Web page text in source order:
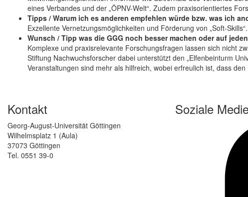
eines Verbandes und der „ÖPNV-Welt“. Zudem praxisorientiertes
Tipps / Warum ich es anderen empfehlen würde bzw. was ich
Exzellente Vernetzungsmöglichkeiten und Förderung von „Soft-
Wunsch / Tipp was die GGG noch besser machen oder auf
Komplexe und praxisrelevante Forschungsfragen lassen sich nicht
Stiftung Nachwuchsforscher dabei unterstützt den „Elfenbeinturm
Veranstaltungen sind mehr als hilfreich, wobei erfreulich ist, dass
Kontakt
Georg-August-Universität Göttingen
Wilhelmsplatz 1 (Aula)
37073 Göttingen
Tel. 0551 39-0
Soziale